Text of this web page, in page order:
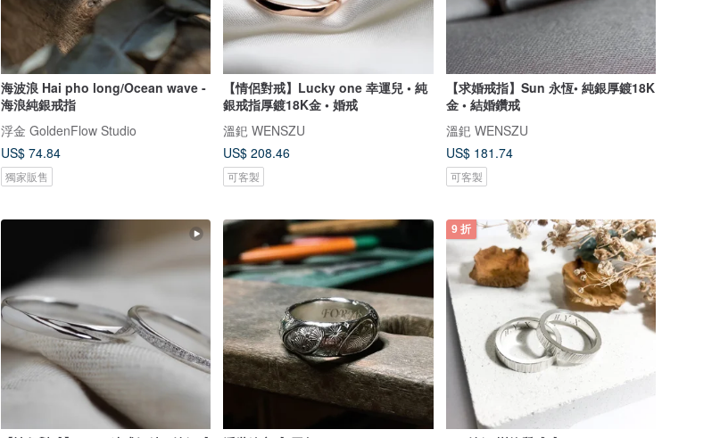
海波浪 Hai pho long/Ocean wave -
海浪純銀戒指
浮金 GoldenFlow Studio
US$ 74.84
獨家販售
【情侶對戒】Lucky one 幸運兒 • 純
銀戒指厚鍍18K金 • 婚戒
溫釲 WENSZU
US$ 208.46
可客製
【求婚戒指】Sun 永恆• 純銀厚鍍18K
金 • 結婚鑽戒
溫釲 WENSZU
US$ 181.74
可客製
9 折